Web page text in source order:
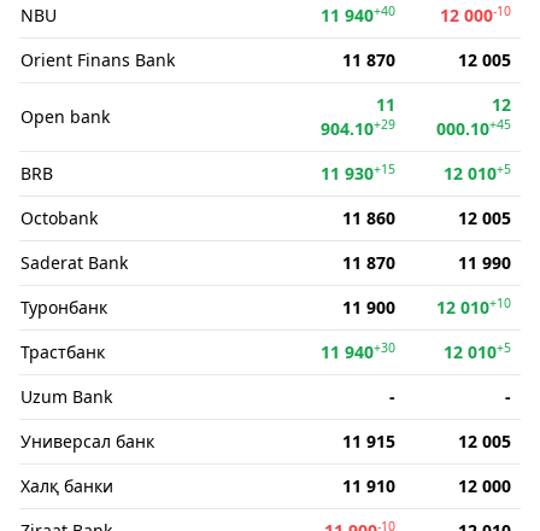
NBU
11 940+40 12 000-10
Orient Finans Bank 11 870 12 005
Open bank
11
904.10+29
12
000.10+45
BRB 11 930+15 12 010+5
Octobank 11 860
12 005
Saderat Bank
11 870
11 990
Туронбанк
11 900 12 010+10
Трастбанк 11 940+30 12 010+5
Uzum Bank -
-
Универсал банк
11 915
12 005
Халқ банки
11 910
12 000
-10